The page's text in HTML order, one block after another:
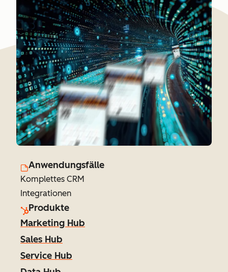
Anwendungsfälle
Komplettes CRM
Integrationen
Produkte
Marketing Hub
Sales Hub
Service Hub